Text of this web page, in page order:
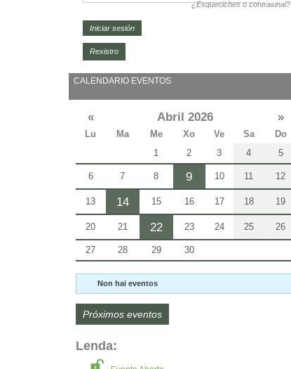
¿Esqueciches o contrasinal?
Rexistro
CALENDARIO EVENTOS
« Abril 2026 »
Lu Ma Me Xo Ve Sa
Do
1
2 3 4 5
6 7 8 9 10 11 12
13 14 15 16 17 18 19
20 21 22 23 24 25 26
27 28 29 30
Non hai eventos
Próximos eventos
Lenda: